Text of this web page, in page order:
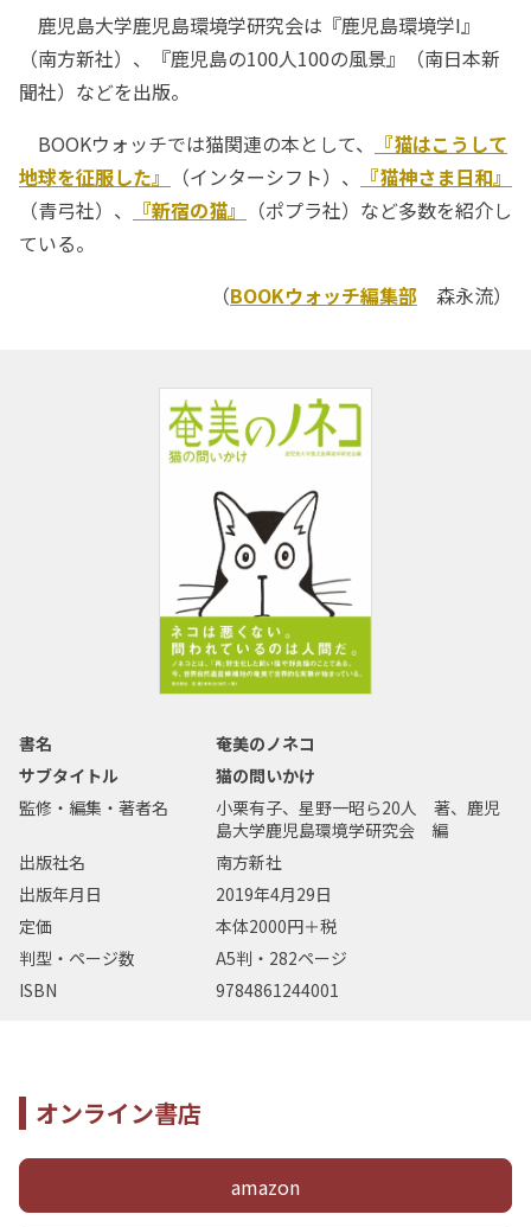
鹿児島大学鹿児島環境学研究会は『鹿児島環境学I』
（南方新社）、『鹿児島の100人100の風景』（南日本新
聞社）などを出版。
BOOKウォッチでは猫関連の本として、
『猫はこうして
地球を征服した』
（インターシフト）、
『猫神さま日和』
（青弓社）、
『新宿の猫』
（ポプラ社）など多数を紹介し
ている。
（BOOKウォッチ編集部 森永流）
書名
奄美のノネコ
サブタイトル
猫の問いかけ
監修・編集・著者名
小栗有子、星野一昭ら20人 著、鹿児
島大学鹿児島環境学研究会 編
出版社名
南方新社
出版年月日
2019年4月29日
定価
本体2000円＋税
判型・ページ数
A5判・282ページ
ISBN
9784861244001
オンライン書店
amazon